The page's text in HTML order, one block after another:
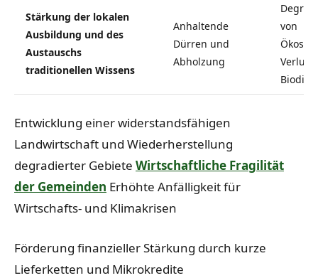
Stärkung der lokalen
Ausbildung und des
Austauschs
traditionellen Wissens
Anhaltende
Dürren und
Abholzung
von
Verlust
Entwicklung einer widerstandsfähigen
Landwirtschaft und Wiederherstellung
degradierter Gebiete Wirtschaftliche Fragilität
der Gemeinden Erhöhte Anfälligkeit für
Wirtschafts- und Klimakrisen
Förderung finanzieller Stärkung durch kurze
Lieferketten und Mikrokredite